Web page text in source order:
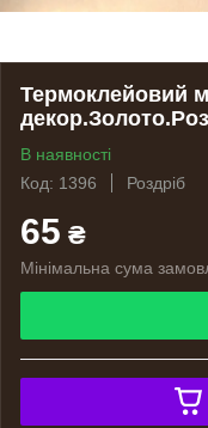
Термоклейовий
В наявності
Код: 1396
Роздріб
65 ₴
Мінімальна сума